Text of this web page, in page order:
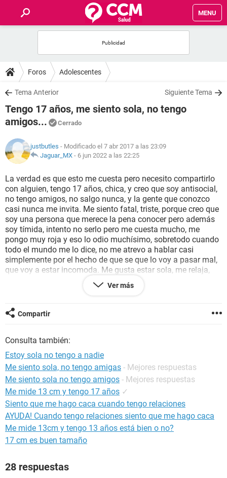
MENU
FOROS
SALUD
FAMILIA
NUTRICIÓN
SEXUALIDAD
GLOSARIO
Foros Adolescentes
Tema Anterior Siguiente Tema
Tengo 17 años, me siento sola, no tengo
amigos...
Cerrado
justbutles - Modificado el 7 abr 2017 a las 23:09
Jaguar_MX - 6 jun 2022 a las 22:25
La verdad es que esto me cuesta pero necesito compartirlo
con alguien, tengo 17 años, chica, y creo que soy antisocial,
no tengo amigos, no salgo nunca, y la gente que conozco
casi nunca me invita. Me siento fatal, triste, porque creo que
soy una persona que merece la pena conocer pero además
soy tímida, intento no serlo pero me cuesta mucho, me
pongo muy roja y eso lo odio muchísimo, sobretodo cuando
todo el mundo me lo dice, no me atrevo a hablar casi
simplemente por el hecho de que se que lo voy a pasar mal,
que voy a estar incomoda. Me gusta estar sola, me relaja,
disfruto viendo series, películas, me encantan, pero también
me gustaría salir más, solo que no tengo a nadie con quien
duele. Muchas veces me entran ganas de llorar, me gustaría
que mi vida fuese de otro modo. El estudio se me da muy
realidad no es así, estudio, pero se me hace muy fácil.
Intento mejorar la situación pero cuando creo que empieza a
cambiar vuelvo a estar sola. Solo tengo dos amigas en el
colegio y quedamos de vez en cuando, son más amigas
entre ellas que conmigo pero son las únicas personas con
las que puedo estar para no estar sola. Además soy muy
introvertida, no me gusta decirle a nadie como me siento y
no quiero que la gente conozca mis defectos. Tengo
esperanza de que en la universidad cambie, haga amigos y
me sienta más querida, pero también tengo miedo de que no
sea así... quizás mis gustos han hecho que no tenga
Sherlock, doctor who... pero no creo que tenga que cambiar
lo que soy para ser aceptada, es por eso que necesito
Ver más
Compartir
Consulta también:
Estoy sola no tengo a nadie
Me siento sola, no tengo amigas - Mejores respuestas
Me siento sola no tengo amigos - Mejores respuestas
Me mide 13 cm y tengo 17 años ✓
Siento que me hago caca cuando tengo relaciones
AYUDA! Cuando tengo relaciones siento que me hago caca
Me mide 13cm y tengo 13 años está bien o no?
17 cm es buen tamaño
28 respuestas